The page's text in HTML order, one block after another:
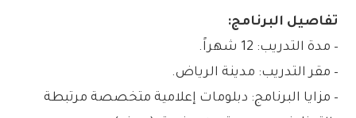
تفاصيل البرنامج:
– مدة التدريب: 12 شهراً.
– مقر التدريب: مدينة الرياض.
– مزايا البرنامج: دبلومات إعلامية متخصصة مرتبطة